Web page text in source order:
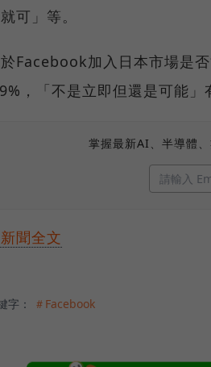
可」等。
Facebook加入日本市場是
，「不是立即但還是可能」
掌握最新AI、半導體
聞全文
字： ＃Facebook